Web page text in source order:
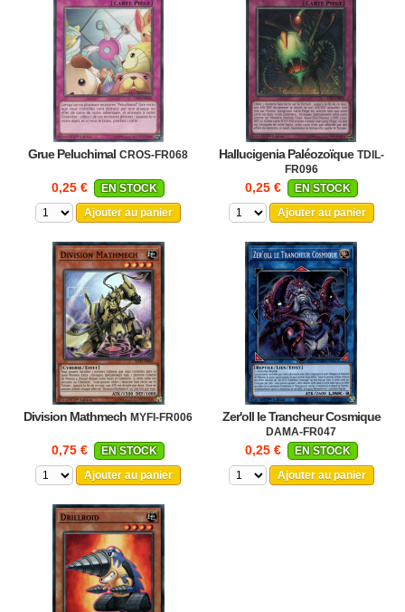
Grue Peluchimal CROS-FR068
0,25 €
EN STOCK
Ajouter au panier
Hallucigenia Paléozoïque TDIL-
FR096
0,25 €
EN STOCK
Ajouter au panier
Division Mathmech MYFI-FR006
0,75 €
EN STOCK
Ajouter au panier
Zer'oll le Trancheur Cosmique
DAMA-FR047
0,25 €
EN STOCK
Ajouter au panier